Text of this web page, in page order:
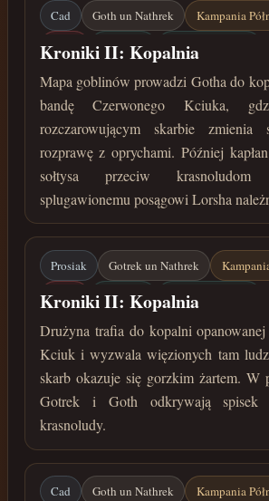
Cad Goth un Nathrek
Kampania
Lorsh
Kopalnia
Czerwony Kciuk
Spisek sołtysa
październik 36 roku przed Zaćmieniem
Kroniki II: Kopalnia
Mapa goblinów prowadzi Gotha do
bandę Czerwonego Kciuka,
rozczarowującym skarbie
rozprawę z oprychami. Później
sołtysa przeciw
splugawionemu posągowi Lorsha
Prosiak Gotrek un Nathrek
Lorsh
Kopalnia
Czerwony Kciuk
Spisek sołtysa
październik 36 roku przed Zaćmieniem
Kroniki II: Kopalnia
Drużyna trafia do kopalni
Kciuk i wyzwala więzionych tam
skarb okazuje się gorzkim żartem. W
Gotrek i Goth odkrywają spisek
krasnoludy.
Cad Goth un Nathrek
Kampania